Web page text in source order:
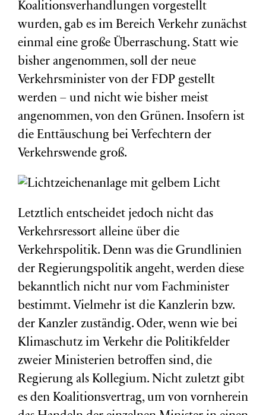
Koalitionsverhandlungen vorgestellt
wurden, gab es im Bereich Verkehr zunächst
einmal eine große Überraschung. Statt wie
bisher angenommen, soll der neue
Verkehrsminister von der FDP gestellt
werden – und nicht wie bisher meist
angenommen, von den Grünen. Insofern ist
die Enttäuschung bei Verfechtern der
Verkehrswende groß.
Letztlich entscheidet jedoch nicht das
Verkehrsressort alleine über die
Verkehrspolitik. Denn was die Grundlinien
der Regierungspolitik angeht, werden diese
bekanntlich nicht nur vom Fachminister
bestimmt. Vielmehr ist die Kanzlerin bzw.
der Kanzler zuständig. Oder, wenn wie bei
Klimaschutz im Verkehr die Politikfelder
zweier Ministerien betroffen sind, die
Regierung als Kollegium. Nicht zuletzt gibt
es den Koalitionsvertrag, um von vornherein